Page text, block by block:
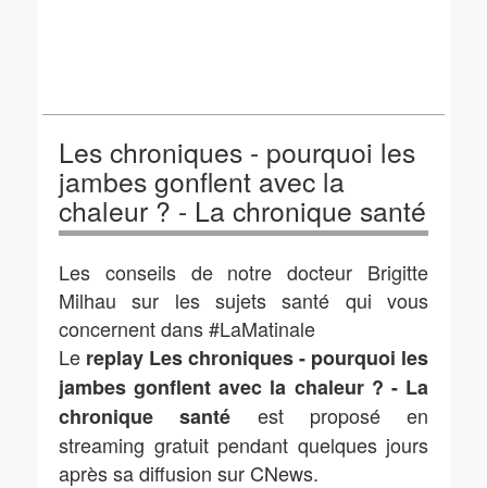
Les chroniques - pourquoi les
jambes gonflent avec la
chaleur ? - La chronique santé
Les conseils de notre docteur Brigitte
Milhau sur les sujets santé qui vous
concernent dans #LaMatinale
Le replay Les chroniques - pourquoi les
jambes gonflent avec la chaleur ? - La
chronique santé est proposé en
streaming gratuit pendant quelques jours
après sa diffusion sur CNews.